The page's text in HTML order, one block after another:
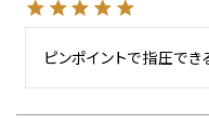
ピンポイントで指圧でき